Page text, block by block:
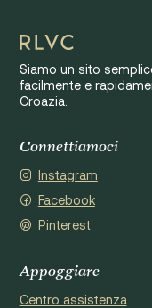
Siamo un sito
facilmente e
Croazia.
Connettiamoci
Instagram
Facebook
Pinterest
Appoggiare
Centro assistenza